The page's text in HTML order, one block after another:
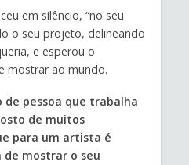
em silêncio, “no seu
o seu projeto, delineando
e esperou o
mostrar ao mundo.
de pessoa que trabalha
de muitos
para um artista é
mostrar o seu